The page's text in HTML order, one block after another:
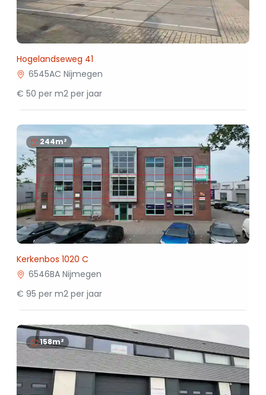
Hogelandseweg 41
6545AC Nijmegen
€ 50 per m2 per jaar
244m²
Kerkenbos 1020 C
6546BA Nijmegen
€ 95 per m2 per jaar
158m²